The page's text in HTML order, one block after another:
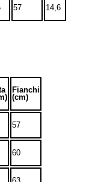
57 14,6
Fianchi
(cm)
57
60